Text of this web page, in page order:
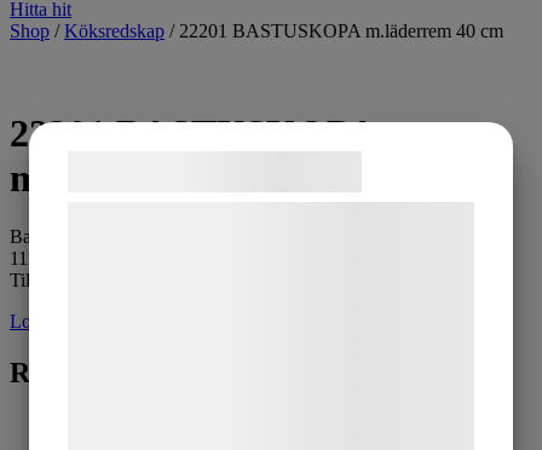
Hitta hit
Shop /Köksredskap / 22201 BASTUSKOPA m.läderrem 40 cm
22201 BASTUSKOPA
m.läderrem 40 cm
Bastuskopa med läderrem.
11x40cm.
Tillverkas i Polen.
Logga in för pris
Relaterade produkter